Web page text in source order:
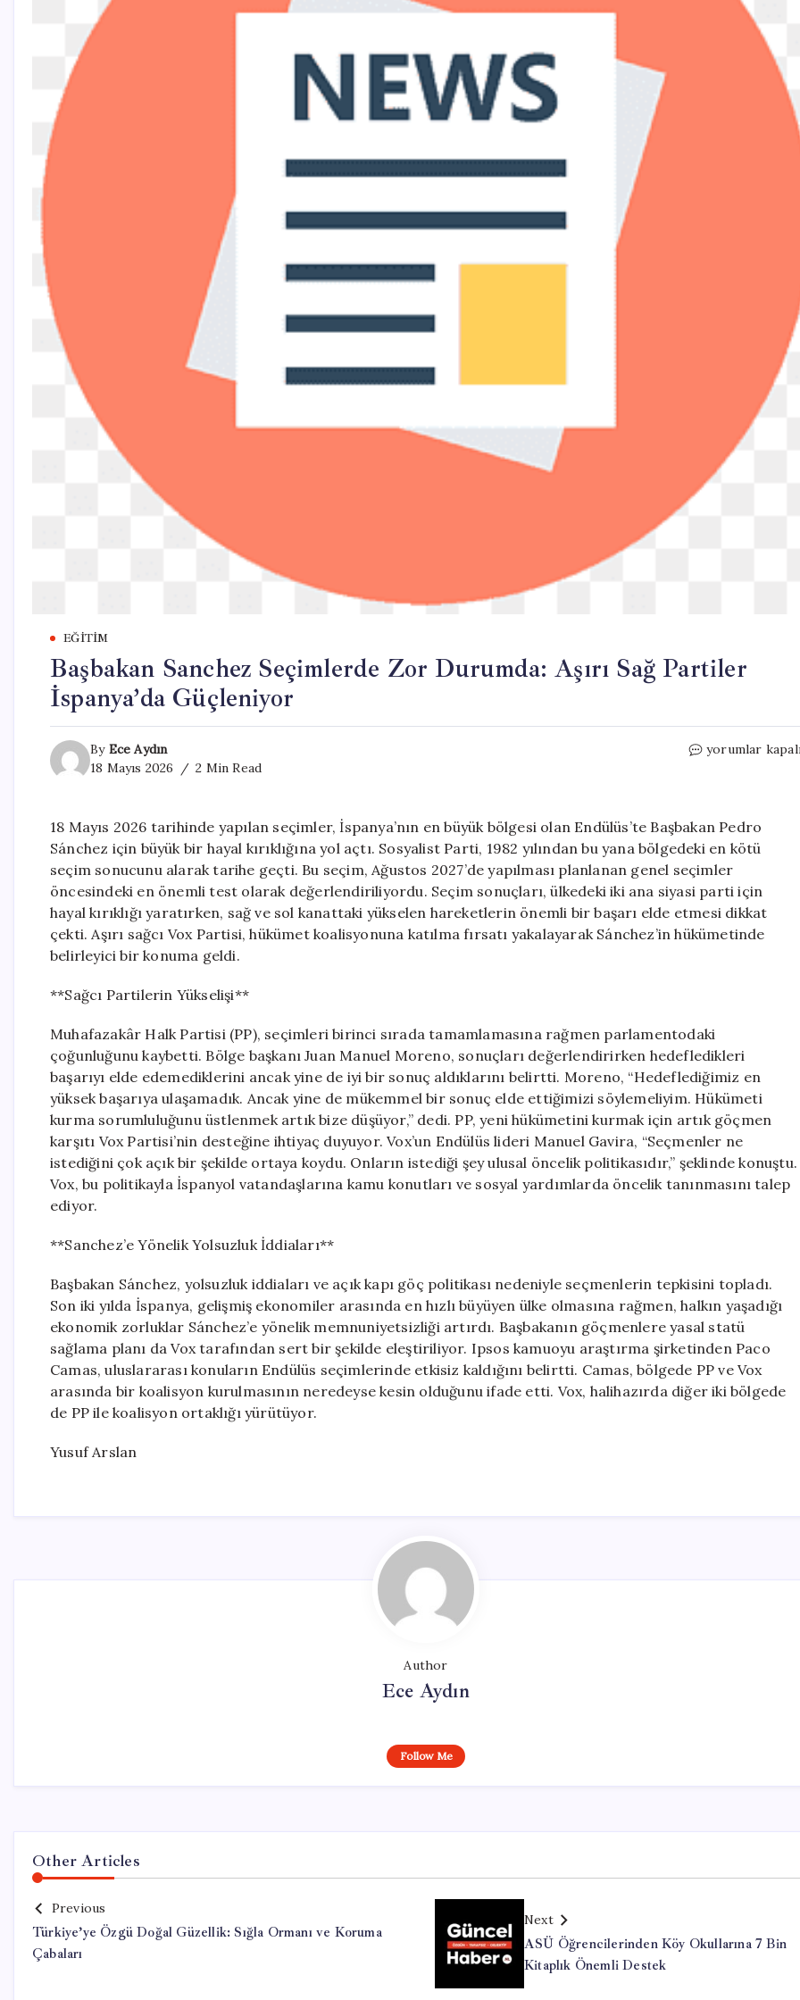
EĞITIM
Başbakan Sanchez Seçimlerde Zor Durumda: Aşırı Sağ Partiler
İspanya’da Güçleniyor
By Ece Aydın
18 Mayıs 2026
2 Min Read
Başbakan
Durumda:
Aşırı
Sağ
Partiler
İspanya’da
Güçleniyor
için
yorumlar
18 Mayıs 2026 tarihinde yapılan seçimler, İspanya’nın en büyük bölgesi olan Endülüs’te Başbakan Pedro
Sánchez için büyük bir hayal kırıklığına yol açtı. Sosyalist Parti, 1982 yılından bu yana bölgedeki en kötü
seçim sonucunu alarak tarihe geçti. Bu seçim, Ağustos 2027’de yapılması planlanan genel seçimler
öncesindeki en önemli test olarak değerlendiriliyordu. Seçim sonuçları, ülkedeki iki ana siyasi parti için
hayal kırıklığı yaratırken, sağ ve sol kanattaki yükselen hareketlerin önemli bir başarı elde etmesi dikkat
çekti. Aşırı sağcı Vox Partisi, hükümet koalisyonuna katılma fırsatı yakalayarak Sánchez’in hükümetinde
belirleyici bir konuma geldi.
**Sağcı Partilerin Yükselişi**
Muhafazakâr Halk Partisi (PP), seçimleri birinci sırada tamamlamasına rağmen parlamentodaki
çoğunluğunu kaybetti. Bölge başkanı Juan Manuel Moreno, sonuçları değerlendirirken hedefledikleri
başarıyı elde edemediklerini ancak yine de iyi bir sonuç aldıklarını belirtti. Moreno, “Hedeflediğimiz en
yüksek başarıya ulaşamadık. Ancak yine de mükemmel bir sonuç elde ettiğimizi söylemeliyim. Hükümeti
kurma sorumluluğunu üstlenmek artık bize düşüyor,” dedi. PP, yeni hükümetini kurmak için artık göçmen
karşıtı Vox Partisi’nin desteğine ihtiyaç duyuyor. Vox’un Endülüs lideri Manuel Gavira, “Seçmenler ne
istediğini çok açık bir şekilde ortaya koydu. Onların istediği şey ulusal öncelik politikasıdır,” şeklinde konuştu.
Vox, bu politikayla İspanyol vatandaşlarına kamu konutları ve sosyal yardımlarda öncelik tanınmasını talep
ediyor.
**Sanchez’e Yönelik Yolsuzluk İddiaları**
Başbakan Sánchez, yolsuzluk iddiaları ve açık kapı göç politikası nedeniyle seçmenlerin tepkisini topladı.
Son iki yılda İspanya, gelişmiş ekonomiler arasında en hızlı büyüyen ülke olmasına rağmen, halkın yaşadığı
ekonomik zorluklar Sánchez’e yönelik memnuniyetsizliği artırdı. Başbakanın göçmenlere yasal statü
sağlama planı da Vox tarafından sert bir şekilde eleştiriliyor. Ipsos kamuoyu araştırma şirketinden Paco
Camas, uluslararası konuların Endülüs seçimlerinde etkisiz kaldığını belirtti. Camas, bölgede PP ve Vox
arasında bir koalisyon kurulmasının neredeyse kesin olduğunu ifade etti. Vox, halihazırda diğer iki bölgede
de PP ile koalisyon ortaklığı yürütüyor.
Yusuf Arslan
Author
Ece Aydın
Follow Me
Other Articles
Previous
Türkiye’ye Özgü Doğal Güzellik: Sığla Ormanı ve Koruma
Çabaları
Next
ASÜ Öğrencilerinden Köy Okullarına 7 Bin
Kitaplık Önemli Destek